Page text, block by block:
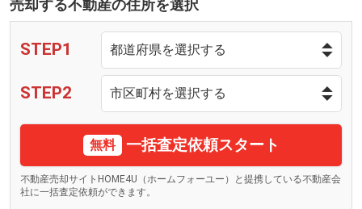
売却する不動産の住所を選択
STEP1
STEP2
無料 一括査定依頼スタート
不動産売却サイトHOME4U（ホームフォーユー）と提携している不動産会
社に一括査定依頼ができます。